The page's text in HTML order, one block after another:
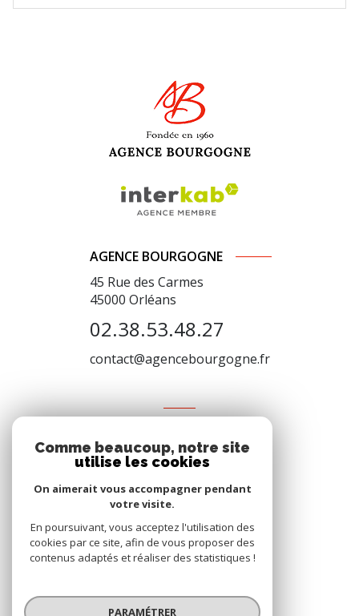
AGENCE BOURGOGNE
45 Rue des Carmes
45000 Orléans
02.38.53.48.27
contact@agencebourgogne.fr
Espace propriétaire
SE CONNECTER
© 2026 | Tous droits réservés
Comme beaucoup, notre site
utilise les cookies
On aimerait vous accompagner pendant
votre visite.
En poursuivant, vous acceptez l'utilisation des
cookies par ce site, afin de vous proposer des
contenus adaptés et réaliser des statistiques !
PARAMÉTRER